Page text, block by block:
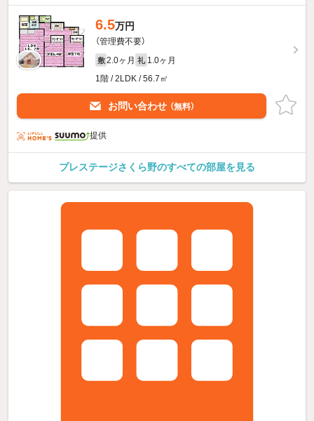
6.5万円
（管理費不要）
敷 2.0ヶ月 礼 1.0ヶ月
1階 / 2LDK / 56.7㎡
お問い合わせ （無料）
提供
プレステージさくら野のすべての部屋を見る